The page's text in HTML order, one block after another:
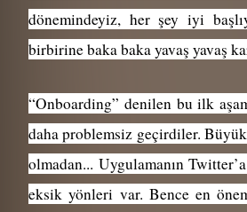
dönemindeyiz, her şey iyi
birbirine baka baka yavaş yavaş
“Onboarding” denilen bu ilk
daha problemsiz geçirdiler.
olmadan... Uygulamanın
eksik yönleri var. Bence en